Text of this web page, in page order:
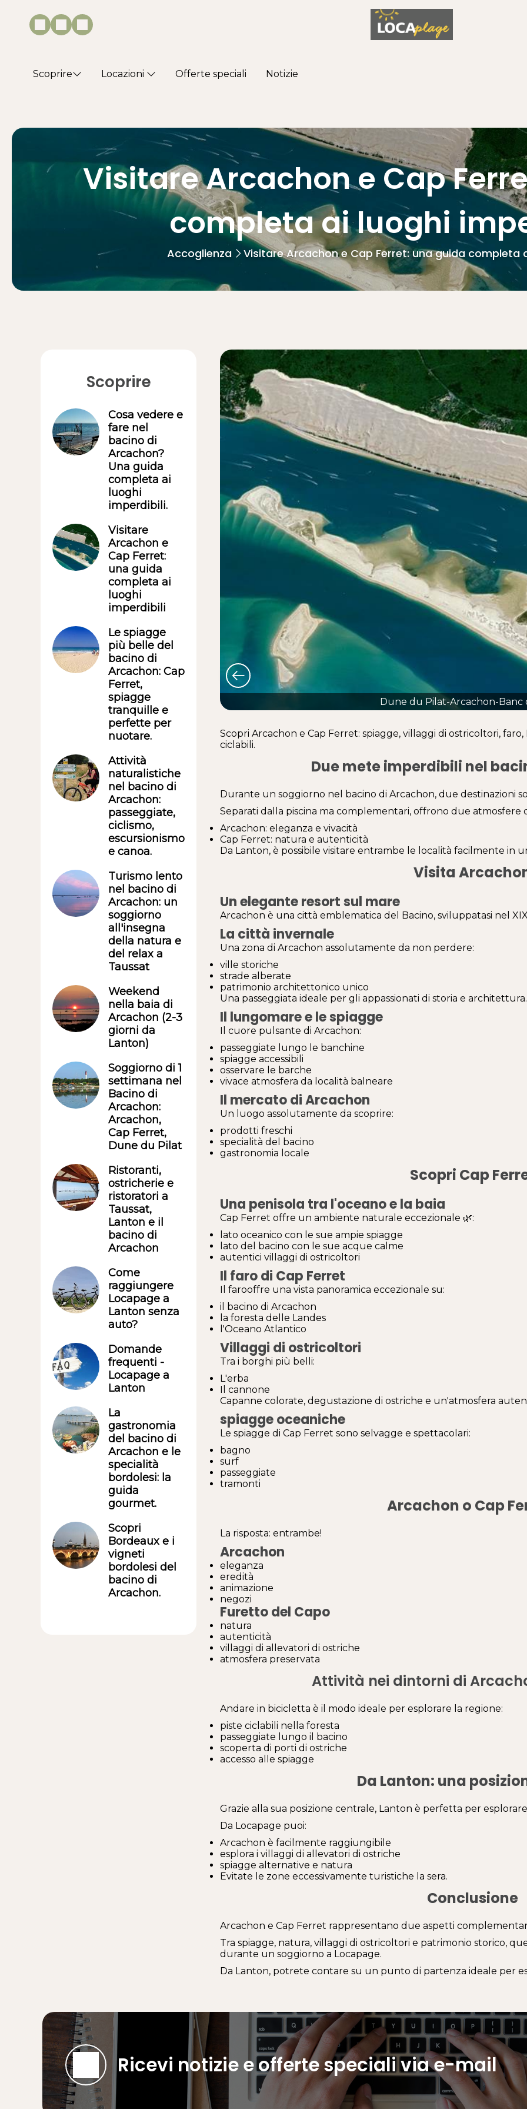
Scoprire Locazioni Offerte speciali Notizie
Visitare Arcachon e Cap
completa ai luoghi
Accoglienza Visitare Arcachon e Cap Ferret: una guida completa
Dune du Pilat-Arcachon-Banc
Scopri Arcachon e Cap Ferret: spiagge, villaggi di ostricoltori,
ciclabili.
Due mete imperdibili nel
Durante un soggiorno nel bacino di Arcachon, due destinazioni
Separati dalla piscina ma complementari, offrono due atmosfere
Arcachon: eleganza e vivacità
Cap Ferret: natura e autenticità
Da Lanton, è possibile visitare entrambe le località facilmente in
Visita
Un elegante resort sul mare
Arcachon è una città emblematica del Bacino, sviluppatasi nel
La città invernale
Una zona di Arcachon assolutamente da non perdere:
ville storiche
strade alberate
patrimonio architettonico unico
Una passeggiata ideale per gli appassionati di storia e architettura.
Il lungomare e le spiagge
Il cuore pulsante di Arcachon:
passeggiate lungo le banchine
spiagge accessibili
osservare le barche
vivace atmosfera da località balneare
Il mercato di Arcachon
Un luogo assolutamente da scoprire:
prodotti freschi
specialità del bacino
gastronomia locale
Scopri Cap
Una penisola tra l'oceano e la baia
Cap Ferret offre un ambiente naturale eccezionale 🌿:
lato oceanico con le sue ampie spiagge
lato del bacino con le sue acque calme
autentici villaggi di ostricoltori
Il faro di Cap Ferret
Il farooffre una vista panoramica eccezionale su:
il bacino di Arcachon
la foresta delle Landes
l'Oceano Atlantico
Villaggi di ostricoltori
Tra i borghi più belli:
L'erba
Il cannone
Capanne colorate, degustazione di ostriche e un'atmosfera
spiagge oceaniche
Le spiagge di Cap Ferret sono selvagge e spettacolari:
bagno
surf
passeggiate
tramonti
Arcachon o Cap
La risposta: entrambe!
Arcachon
eleganza
eredità
animazione
negozi
Furetto del Capo
natura
autenticità
villaggi di allevatori di ostriche
atmosfera preservata
Attività nei dintorni di
Andare in bicicletta è il modo ideale per esplorare la regione:
piste ciclabili nella foresta
passeggiate lungo il bacino
scoperta di porti di ostriche
accesso alle spiagge
Da Lanton: una
Grazie alla sua posizione centrale, Lanton è perfetta per
Da Locapage puoi:
Arcachon è facilmente raggiungibile
esplora i villaggi di allevatori di ostriche
spiagge alternative e natura
Evitate le zone eccessivamente turistiche la sera.
Conclusione
Arcachon e Cap Ferret rappresentano due aspetti
Tra spiagge, natura, villaggi di ostricoltori e patrimonio storico,
durante un soggiorno a Locapage.
Da Lanton, potrete contare su un punto di partenza ideale per
Scoprire
Cosa vedere e
fare nel
bacino di
Arcachon?
Una guida
completa ai
luoghi
imperdibili.
Visitare
Arcachon e
Cap Ferret:
una guida
completa ai
luoghi
imperdibili
Le spiagge
più belle del
bacino di
Arcachon: Cap
Ferret,
spiagge
tranquille e
perfette per
nuotare.
Attività
naturalistiche
nel bacino di
Arcachon:
passeggiate,
ciclismo,
escursionismo
e canoa.
Turismo lento
nel bacino di
Arcachon: un
soggiorno
all'insegna
della natura e
del relax a
Taussat
Weekend
nella baia di
Arcachon (2-3
giorni da
Lanton)
Soggiorno di 1
settimana nel
Bacino di
Arcachon:
Arcachon,
Cap Ferret,
Dune du Pilat
Ristoranti,
ostricherie e
ristoratori a
Taussat,
Lanton e il
bacino di
Arcachon
Come
raggiungere
Locapage a
Lanton senza
auto?
Domande
frequenti -
Locapage a
Lanton
La
gastronomia
del bacino di
Arcachon e le
specialità
bordolesi: la
guida
gourmet.
Scopri
Bordeaux e i
vigneti
bordolesi del
bacino di
Arcachon.
Ricevi notizie e offerte speciali via e-mail